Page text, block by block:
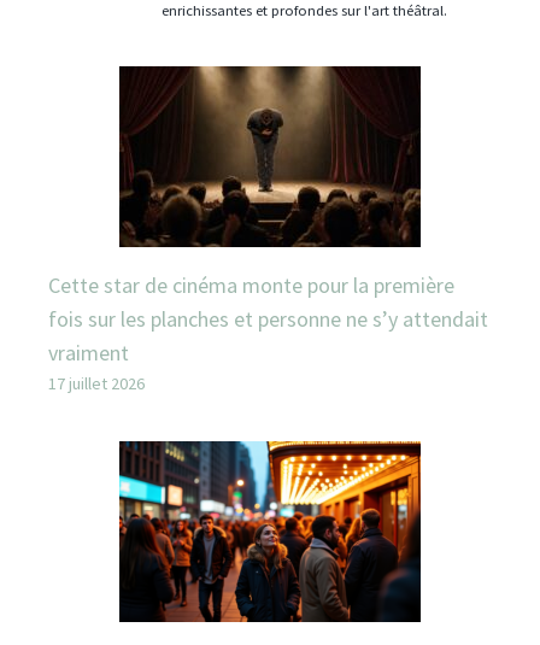
enrichissantes et profondes sur l'art théâtral.
Cette star de cinéma monte pour la première
fois sur les planches et personne ne s’y attendait
vraiment
17 juillet 2026